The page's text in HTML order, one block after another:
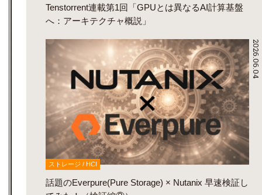
Tenstorrent連載第1回「GPUとは異なるAI計算基盤
へ：アーキテクチャ概説」
2026.06.04
ストレージ / HCI
話題のEverpure(Pure Storage) × Nutanix 早速検証し